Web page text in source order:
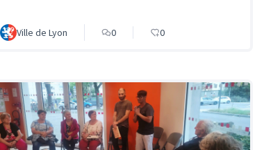
Ville de Lyon 0 0